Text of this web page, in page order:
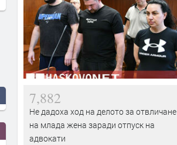
7,882
Не дадоха ход на делото за отвличане
на млада жена заради отпуск на
адвокати